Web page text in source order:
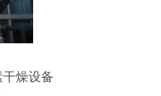
燥设备